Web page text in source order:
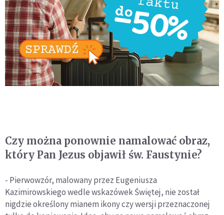
Czy można ponownie namalować obraz,
który Pan Jezus objawił św. Faustynie?
- Pierwowzór, malowany przez Eugeniusza
Kazimirowskiego wedle wskazówek Świętej, nie został
nigdzie określony mianem ikony czy wersji przeznaczonej